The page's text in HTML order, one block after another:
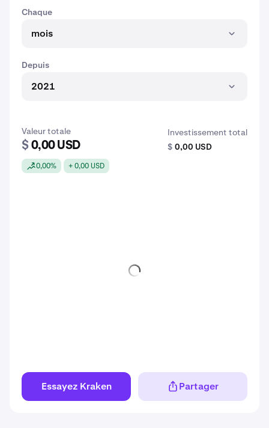
Chaque
mois
Depuis
2021
Valeur totale
$ 0,00 USD
0,00% + 0,00 USD
Investissement total
$ 0,00 USD
Essayez Kraken Partager